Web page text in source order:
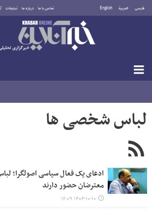
فارسی العربية English تماس با ما درباره ما تبلیغات
جمعه ۱۶ مرداد ۱۴۰۵
لباس شخصی ها
ادعای یک فعال سیاسی اصولگرا؛
معترضان حضور دارند
۱۴۰۴-۱۰-۱۰ ۱۶:۰۹